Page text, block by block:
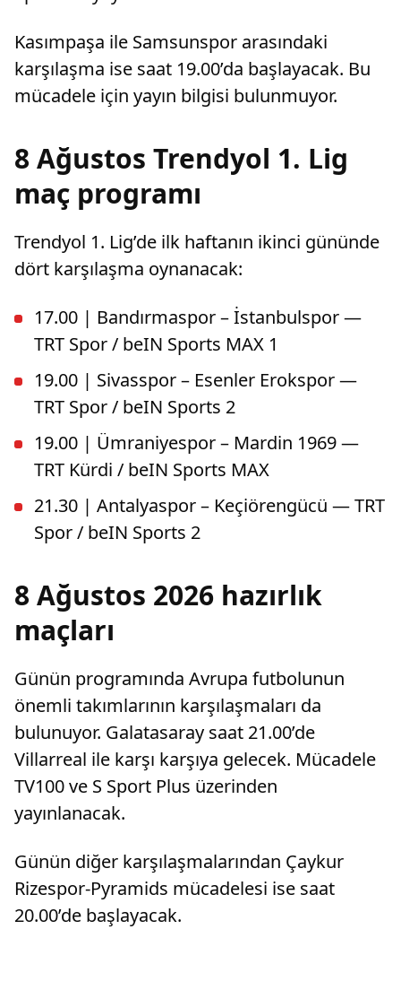
Kasımpaşa ile Samsunspor arasındaki
karşılaşma ise saat 19.00’da başlayacak. Bu
mücadele için yayın bilgisi bulunmuyor.
8 Ağustos Trendyol 1. Lig
maç programı
Trendyol 1. Lig’de ilk haftanın ikinci gününde
dört karşılaşma oynanacak:
17.00 | Bandırmaspor – İstanbulspor —
TRT Spor / beIN Sports MAX 1
19.00 | Sivasspor – Esenler Erokspor —
TRT Spor / beIN Sports 2
19.00 | Ümraniyespor – Mardin 1969 —
TRT Kürdi / beIN Sports MAX
21.30 | Antalyaspor – Keçiörengücü — TRT
Spor / beIN Sports 2
8 Ağustos 2026 hazırlık
maçları
Günün programında Avrupa futbolunun
önemli takımlarının karşılaşmaları da
bulunuyor. Galatasaray saat 21.00’de
Villarreal ile karşı karşıya gelecek. Mücadele
TV100 ve S Sport Plus üzerinden
yayınlanacak.
Günün diğer karşılaşmalarından Çaykur
Rizespor-Pyramids mücadelesi ise saat
20.00’de başlayacak.